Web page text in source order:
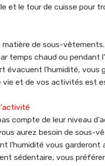
et le tour de cuisse pour
matière de sous-
temps chaud ou pendant
évacuent l'humidité, vous
et de vos activités est
compte de leur niveau
aurez besoin de sous-
l'humidité vous
sédentaire, vous